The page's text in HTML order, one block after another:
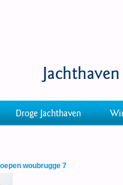
Droge Jachthaven
woubrugge 7